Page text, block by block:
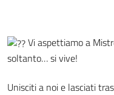
Vi aspettiamo a
soltanto… si vive!
Unisciti a noi e lasciati